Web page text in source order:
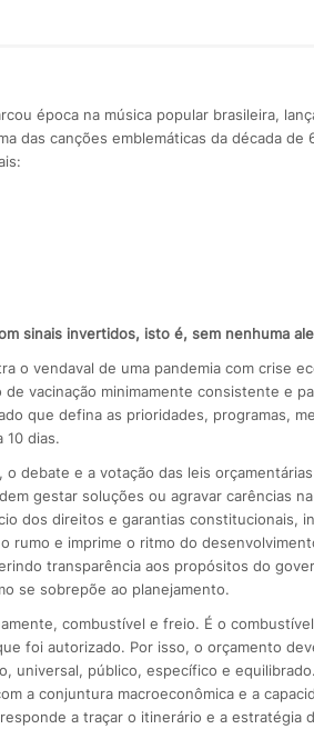
época na música popular brasileira,
das canções emblemáticas da década
sinais invertidos, isto é, sem nenhuma
o vendaval de uma pandemia com crise
vacinação minimamente consistente e
que defina as prioridades, programas,
10 dias.
debate e a votação das leis
gestar soluções ou agravar carências
dos direitos e garantias constitucionais,
rumo e imprime o ritmo do
transparência aos propósitos do
se sobrepõe ao planejamento.
combustível e freio. É o
foi autorizado. Por isso, o orçamento
universal, público, específico e
a conjuntura macroeconômica e a
a traçar o itinerário e a estratégia